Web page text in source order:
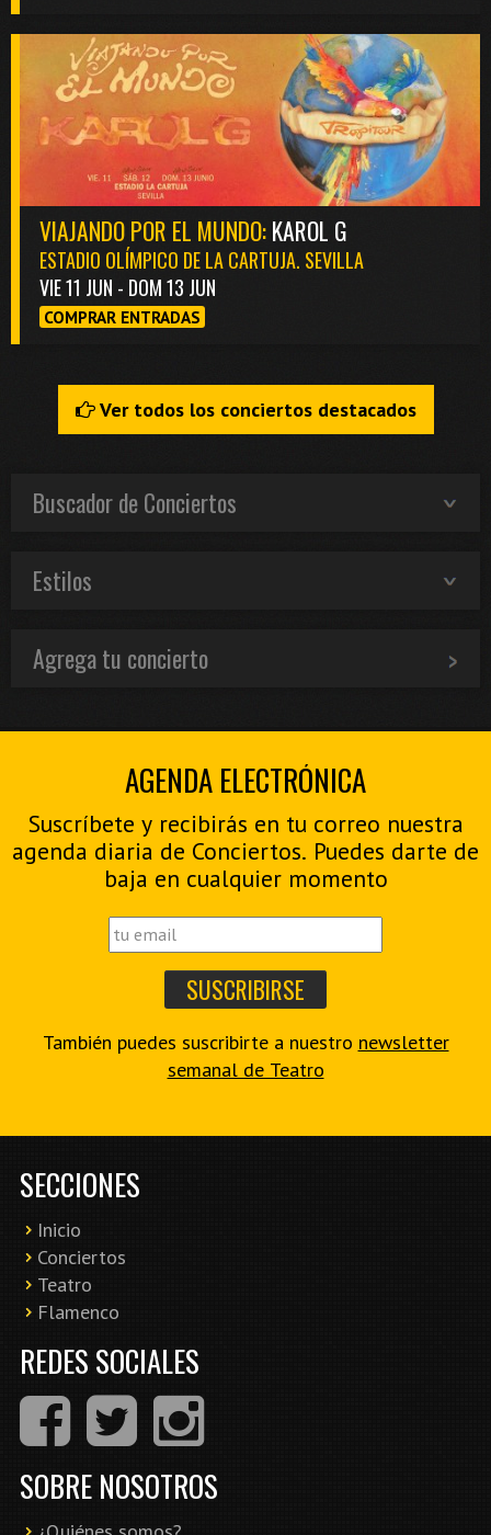
VIAJANDO POR EL MUNDO:KAROL G
ESTADIO OLÍMPICO DE LA CARTUJA. SEVILLA
VIE 11 JUN - DOM 13 JUN
COMPRAR ENTRADAS
Ver todos los conciertos destacados
Buscador de Conciertos
Estilos
Agrega tu concierto
AGENDA ELECTRÓNICA
Suscríbete y recibirás en tu correo nuestra
agenda diaria de Conciertos. Puedes darte de
baja en cualquier momento
También puedes suscribirte a nuestro newsletter
semanal de Teatro
SECCIONES
Inicio
Conciertos
Teatro
Flamenco
REDES SOCIALES
SOBRE NOSOTROS